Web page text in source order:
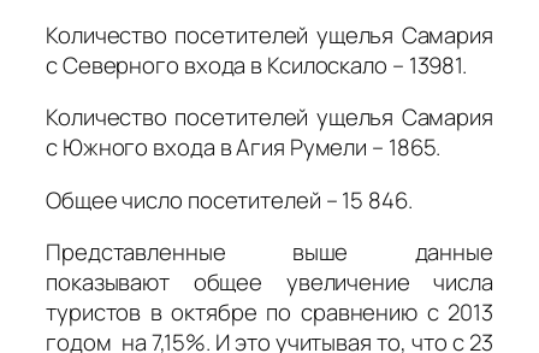
Количество посетителей ущелья Самария
с Северного входа в Ксилоскало – 13981.
Количество посетителей ущелья Самария
с Южного входа в Агия Румели – 1865.
Общее число посетителей – 15 846.
Представленные выше данные
показывают общее увеличение числа
туристов в октябре по сравнению с 2013
годом на 7,15%. И это учитывая то, что с 23